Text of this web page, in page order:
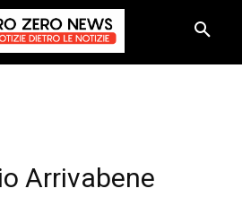
Arrivabene